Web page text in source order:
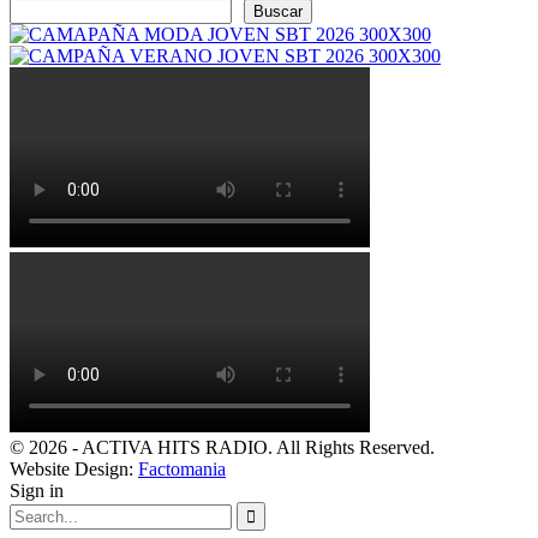
Buscar
© 2026 - ACTIVA HITS RADIO. All Rights Reserved.
Website Design: Factomania
Sign in